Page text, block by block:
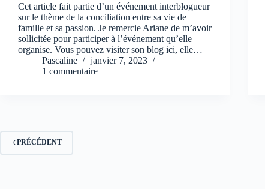
Cet article fait partie d’un événement interblogueur
sur le thème de la conciliation entre sa vie de
famille et sa passion. Je remercie Ariane de m’avoir
sollicitée pour participer à l’événement qu’elle
organise. Vous pouvez visiter son blog ici, elle…
Pascaline
janvier 7, 2023
1 commentaire
PRÉCÉDENT